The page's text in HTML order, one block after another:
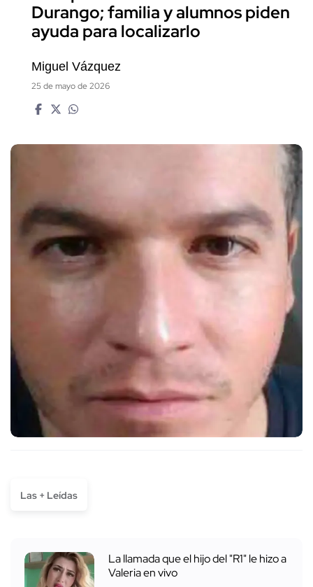
Durango; familia y alumnos piden
ayuda para localizarlo
Miguel Vázquez
25 de mayo de 2026
Las + Leídas
La llamada que el hijo del "R1" le hizo a
Valeria en vivo